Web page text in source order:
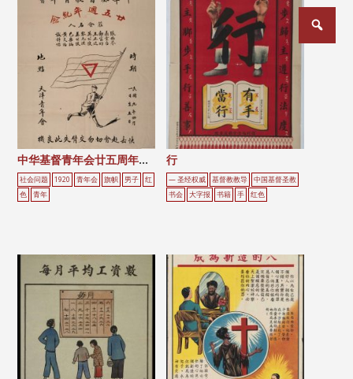
中华基督青年会廿五周年纪念
社会问题 1920 青年会 旗帜 男子
红
色
青年
行
— 圣经权威 基督教教导
中国基督圣教
书会
大字报 书籍 手 红色
文
章
分
页